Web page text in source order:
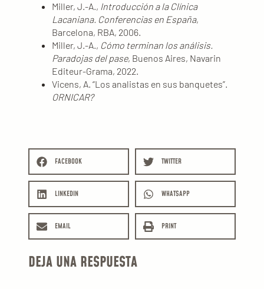
Miller, J.-A., Introducción a la Clínica
Lacaniana. Conferencias en España,
Barcelona, RBA, 2006.
Miller, J.-A., Cómo terminan los análisis.
Paradojas del pase, Buenos Aires, Navarin
Editeur-Grama, 2022.
Vicens, A. “Los analistas en sus banquetes”.
ORNICAR?
FACEBOOK TWITTER
LINKEDIN WHATSAPP
EMAIL PRINT
DEJA UNA RESPUESTA